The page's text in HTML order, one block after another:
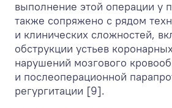
выполнение этой операции у
также сопряжено с рядом
и клинических сложностей,
обструкции устьев
нарушений мозгового
и послеоперационной
регургитации [9].